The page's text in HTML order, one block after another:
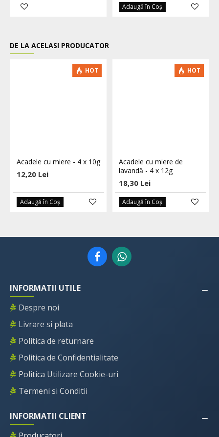
Adaugă în Coş
DE LA ACELASI PRODUCATOR
HOT
Acadele cu miere - 4 x 10g
12,20 Lei
Adaugă în Coş
HOT
Acadele cu miere de
lavandă - 4 x 12g
18,30 Lei
Adaugă în Coş
INFORMATII UTILE
Despre noi
Livrare si plata
Politica de returnare
Politica de Confidentialitate
Politica Utilizare Cookie-uri
Termeni si Conditii
INFORMATII CLIENT